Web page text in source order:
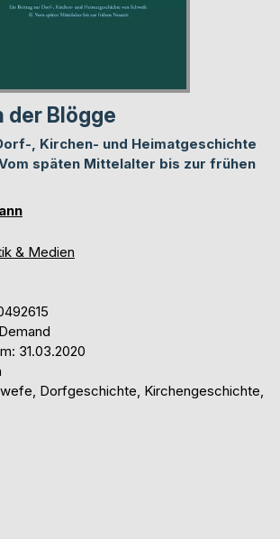
der Blögge
, Kirchen- und Heimatgeschichte
späten Mittelalter bis zur frühen
& Medien
31.03.2020
Dorfgeschichte, Kirchengeschichte,